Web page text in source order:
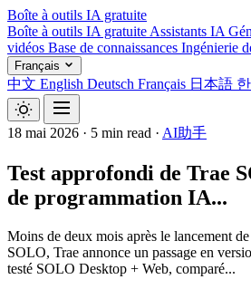
Boîte à outils IA gratuite
Boîte à outils IA gratuite Assistants IA
vidéos Base de connaissances Ingénierie
Français
中文 English Deutsch Français 日本語
18 mai 2026 · 5 min read · AI助手
Test approfondi de Trae
de programmation IA...
Moins de deux mois après le lancement
SOLO, Trae annonce un passage en
testé SOLO Desktop + Web, comparé...